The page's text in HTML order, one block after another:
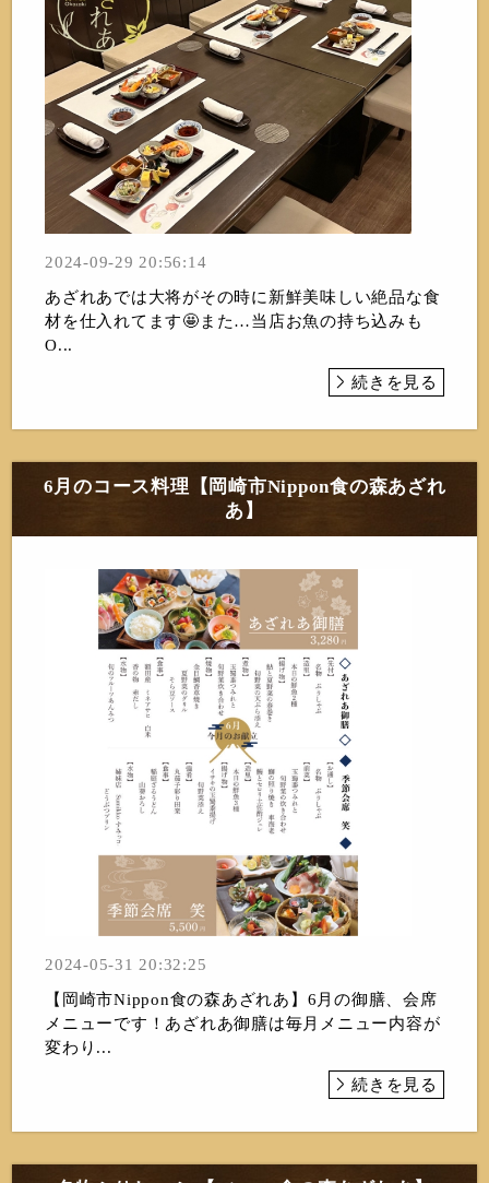
2024-09-29 20:56:14
あざれあでは大将がその時に新鮮美味しい絶品な食
材を仕入れてます🤩また…当店お魚の持ち込みも
O...
続きを見る
6月のコース料理【岡崎市Nippon食の森あざれ
あ】
2024-05-31 20:32:25
【岡崎市Nippon食の森あざれあ】6月の御膳、会席
メニューです！あざれあ御膳は毎月メニュー内容が
変わり...
続きを見る